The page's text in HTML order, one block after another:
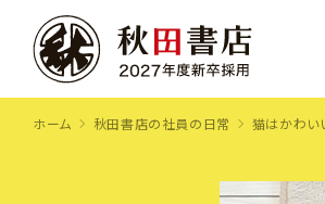
ホーム 秋田書店の社員の日常 猫はかわい